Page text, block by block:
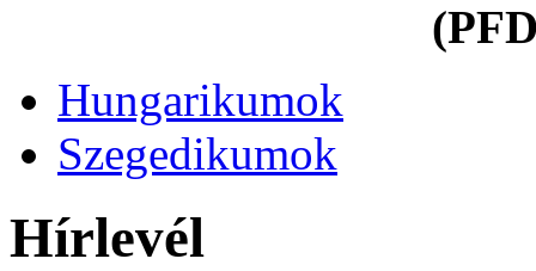
Hungarikumok
Szegedikumok
Hírlevél